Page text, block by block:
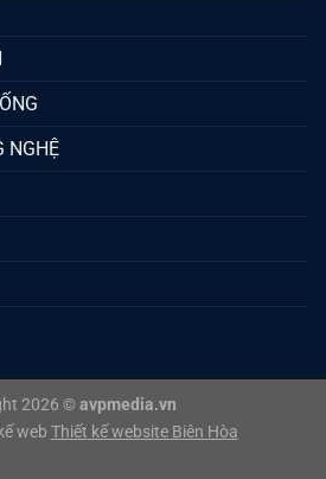
NGHỆ
2026 © avpmedia.vn
web Thiết kế website Biên Hòa